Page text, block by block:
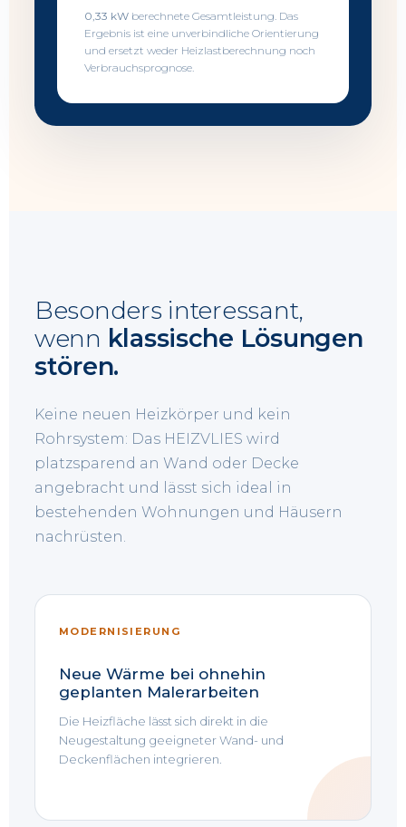
0,33 kW berechnete Gesamtleistung. Das
Ergebnis ist eine unverbindliche Orientierung
und ersetzt weder Heizlastberechnung noch
Verbrauchsprognose.
Besonders interessant,
wenn klassische Lösungen
stören.
Keine neuen Heizkörper und kein
Rohrsystem: Das HEIZVLIES wird
platzsparend an Wand oder Decke
angebracht und lässt sich ideal in
bestehenden Wohnungen und Häusern
nachrüsten.
MODERNISIERUNG
Neue Wärme bei ohnehin
geplanten Malerarbeiten
Die Heizfläche lässt sich direkt in die
Neugestaltung geeigneter Wand- und
Deckenflächen integrieren.